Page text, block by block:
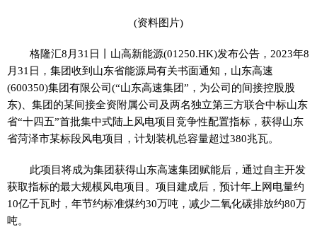
(资料图片)
格隆汇8月31日丨山高新能源(01250.HK)发布公告，2023年8
月31日，集团收到山东省能源局有关书面通知，山东高速
(600350)集团有限公司(“山东高速集团”，为公司的间接控股股
东)、集团的某间接全资附属公司及两名独立第三方联合中标山东
省“十四五”首批集中式陆上风电项目竞争性配置指标，获得山东
省菏泽市某标段风电项目，计划装机总容量超过380兆瓦。
此项目将成为集团获得山东高速集团赋能后，通过自主开发
获取指标的最大规模风电项目。项目建成后，预计年上网电量约
10亿千瓦时，年节约标准煤约30万吨，减少二氧化碳排放约80万
吨。